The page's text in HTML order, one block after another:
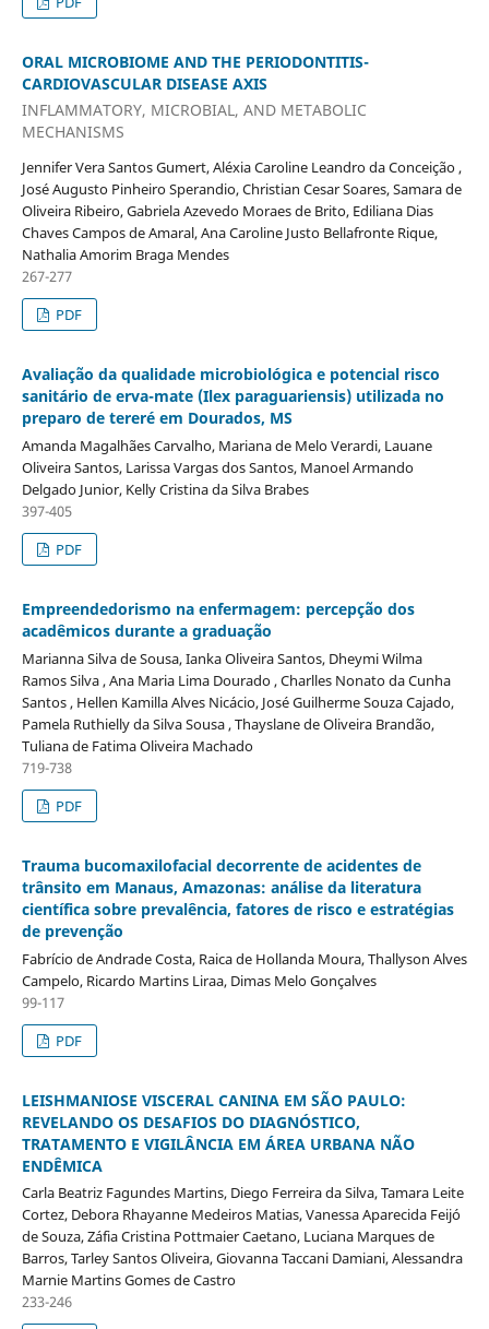
ORAL MICROBIOME AND THE PERIODONTITIS-
CARDIOVASCULAR DISEASE AXIS
INFLAMMATORY, MICROBIAL, AND METABOLIC
MECHANISMS
Jennifer Vera Santos Gumert, Aléxia Caroline Leandro da Conceição ,
José Augusto Pinheiro Sperandio, Christian Cesar Soares, Samara de
Oliveira Ribeiro, Gabriela Azevedo Moraes de Brito, Ediliana Dias
Chaves Campos de Amaral, Ana Caroline Justo Bellafronte Rique,
Nathalia Amorim Braga Mendes
267-277
PDF
Avaliação da qualidade microbiológica e potencial risco
sanitário de erva-mate (Ilex paraguariensis) utilizada no
preparo de tereré em Dourados, MS
Amanda Magalhães Carvalho, Mariana de Melo Verardi, Lauane
Oliveira Santos, Larissa Vargas dos Santos, Manoel Armando
Delgado Junior, Kelly Cristina da Silva Brabes
397-405
PDF
Empreendedorismo na enfermagem: percepção dos
acadêmicos durante a graduação
Marianna Silva de Sousa, Ianka Oliveira Santos, Dheymi Wilma
Ramos Silva , Ana Maria Lima Dourado , Charlles Nonato da Cunha
Santos , Hellen Kamilla Alves Nicácio, José Guilherme Souza Cajado,
Pamela Ruthielly da Silva Sousa , Thayslane de Oliveira Brandão,
Tuliana de Fatima Oliveira Machado
719-738
PDF
Trauma bucomaxilofacial decorrente de acidentes de
trânsito em Manaus, Amazonas: análise da literatura
científica sobre prevalência, fatores de risco e estratégias
de prevenção
Fabrício de Andrade Costa, Raica de Hollanda Moura, Thallyson Alves
Campelo, Ricardo Martins Liraa, Dimas Melo Gonçalves
99-117
PDF
LEISHMANIOSE VISCERAL CANINA EM SÃO PAULO:
REVELANDO OS DESAFIOS DO DIAGNÓSTICO,
TRATAMENTO E VIGILÂNCIA EM ÁREA URBANA NÃO
ENDÊMICA
Carla Beatriz Fagundes Martins, Diego Ferreira da Silva, Tamara Leite
Cortez, Debora Rhayanne Medeiros Matias, Vanessa Aparecida Feijó
de Souza, Záfia Cristina Pottmaier Caetano, Luciana Marques de
Barros, Tarley Santos Oliveira, Giovanna Taccani Damiani, Alessandra
Marnie Martins Gomes de Castro
233-246